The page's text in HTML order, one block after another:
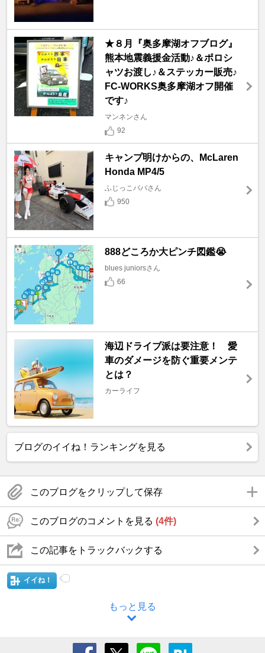
★８月『奥多摩湖オフブログ』
熊本地震義援金活動♪＆ポロシ
ャツお渡し♪＆ステッカー販売♪
FC-WORKS奥多摩湖オフ開催
です♪
マンネンさん
92
キャンプ明けからの、McLaren
Honda MP4/5
ふじっこパパさん
950
888どころか大ピンチ図鑑😭
blues juniorsさん
66
海辺ドライブ派は要注意！ 愛
車のダメージを防ぐ重要メンテ
とは？
カーライフ
ブログのイイね！ランキングを見る
このブログをクリップして保存
このブログのコメントを見る (4件)
この記事をトラックバックする
イイね！
もっと見る